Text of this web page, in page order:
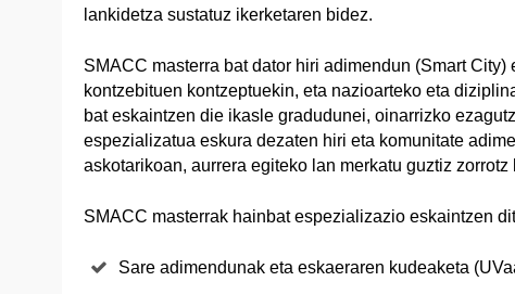
lankidetza sustatuz ikerketaren bidez.
SMACC masterra bat dator hiri adimendun (Smart City)
kontzebituen kontzeptuekin, eta nazioarteko eta
bat eskaintzen die ikasle gradudunei, oinarrizko
espezializatua eskura dezaten hiri eta komunitate
askotarikoan, aurrera egiteko lan merkatu guztiz zorrotz
SMACC masterrak hainbat espezializazio eskaintzen
Sare adimendunak eta eskaeraren kudeaketa